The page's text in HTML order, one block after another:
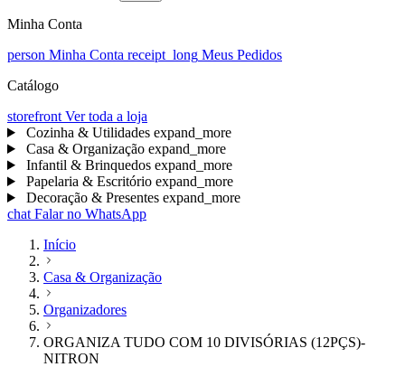
Minha Conta
person Minha Conta receipt_long Meus Pedidos
Catálogo
storefront Ver toda a loja
Cozinha & Utilidades expand_more
Casa & Organização expand_more
Infantil & Brinquedos expand_more
Papelaria & Escritório expand_more
Decoração & Presentes expand_more
chat Falar no WhatsApp
Início
Casa & Organização
Organizadores
ORGANIZA TUDO COM 10 DIVISÓRIAS (12PÇS)-
NITRON